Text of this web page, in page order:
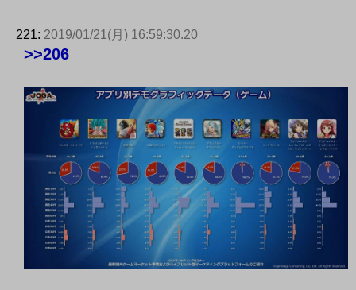
221: 2019/01/21(月) 16:59:30.20
>>206